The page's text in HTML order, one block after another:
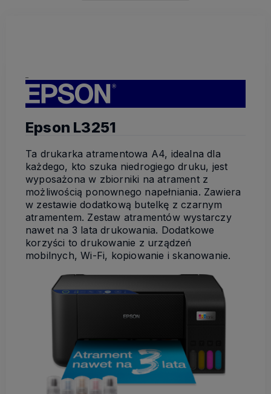
Epson L3251
Ta drukarka atramentowa A4, idealna dla
każdego, kto szuka niedrogiego druku, jest
wyposażona w zbiorniki na atrament z
możliwością ponownego napełniania. Zawiera
w zestawie dodatkową butelkę z czarnym
atramentem. Zestaw atramentów wystarczy
nawet na 3 lata drukowania. Dodatkowe
korzyści to drukowanie z urządzeń
mobilnych, Wi-Fi, kopiowanie i skanowanie.